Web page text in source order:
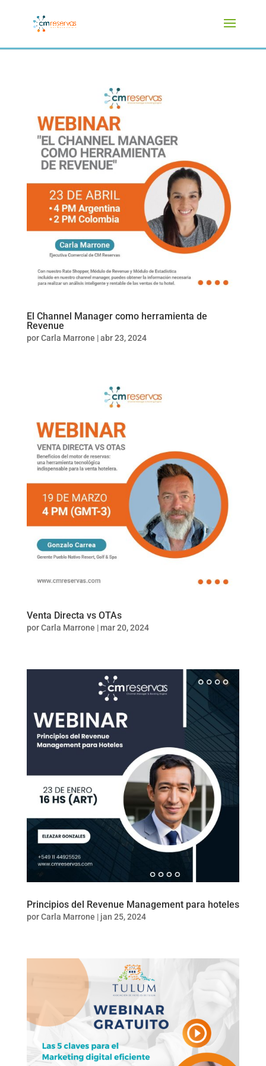
El Channel Manager como herramienta de
Revenue
porCarla Marrone |abr 23, 2024
Venta Directa vs OTAs
porCarla Marrone |mar 20, 2024
Principios del Revenue Management para hoteles
porCarla Marrone | jan 25, 2024